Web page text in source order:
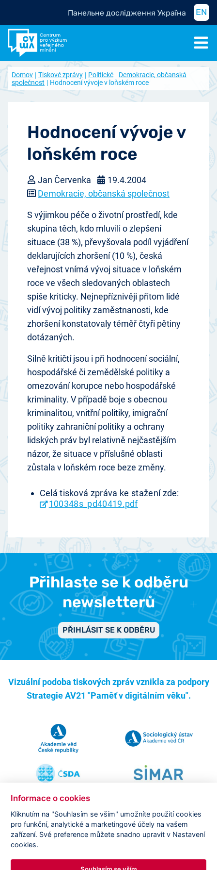
Панельне дослідження Україна EN
Domov Tiskové zprávy Politické
Demokracie, občanská
společnost
Hodnocení vývoje v loňském roce
Hodnocení vývoje v
loňském roce
Jan Červenka
19.4.2004
Demokracie, občanská společnost
S výjimkou péče o životní prostředí, kde
skupina těch, kdo mluvili o zlepšení
situace (38 %), převyšovala podíl vyjádření
deklarujících zhoršení (10 %), česká
veřejnost vnímá vývoj situace v loňském
roce ve všech sledovaných oblastech
spíše kriticky. Nejnepříznivěji přitom lidé
vidí vývoj politiky zaměstnanosti, kde
zhoršení konstatovaly téměř čtyři pětiny
dotázaných.
Silně kritičtí jsou i při hodnocení sociální,
hospodářské či zemědělské politiky a
omezování korupce nebo hospodářské
kriminality. V případě boje s obecnou
kriminalitou, vnitřní politiky, imigrační
politiky zahraniční politiky a ochrany
lidských práv byl relativně nejčastějším
názor, že situace v příslušné oblasti
zůstala v loňském roce beze změny.
Celá tisková zpráva ke stažení zde:
100348s_pd40419.pdf
Přihlaste se k odběru
newsletterů
PŘIHLÁSIT SE K ODBĚRU
Vizuální podoba tiskových zpráv vznikla za podpory
Strategie AV21 "Paměť v digitálním věku".
Copyright © CVVM | Právní ujednání| Nastavení cookies
Prohlášení o zpracování osobních údajů
Informace o cookies
Kliknutím na "Souhlasím se vším" umožníte použití cookies
pro funkční, analytické a marketingové účely na vašem
zařízení. Své preference můžete snadno upravit v Nastavení
cookies.